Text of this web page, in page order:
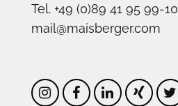
Tel. +49 (0)89 41 95 99-10
mail@maisberger.com